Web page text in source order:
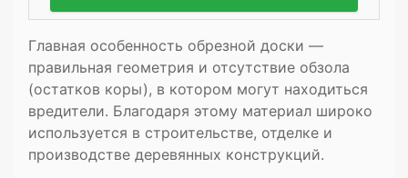
Главная особенность обрезной доски —
правильная геометрия и отсутствие обзола
(остатков коры), в котором могут находиться
вредители. Благодаря этому материал широко
используется в строительстве, отделке и
производстве деревянных конструкций.